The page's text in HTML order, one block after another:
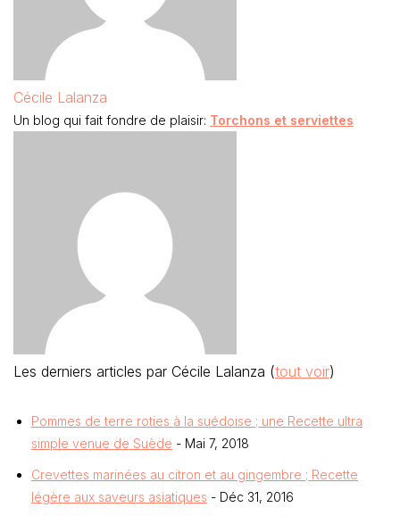
Cécile Lalanza
Un blog qui fait fondre de plaisir: Torchons et serviettes
Les derniers articles par Cécile Lalanza (tout voir)
Pommes de terre roties à la suédoise ; une Recette ultra
simple venue de Suède - Mai 7, 2018
Crevettes marinées au citron et au gingembre ; Recette
légère aux saveurs asiatiques - Déc 31, 2016